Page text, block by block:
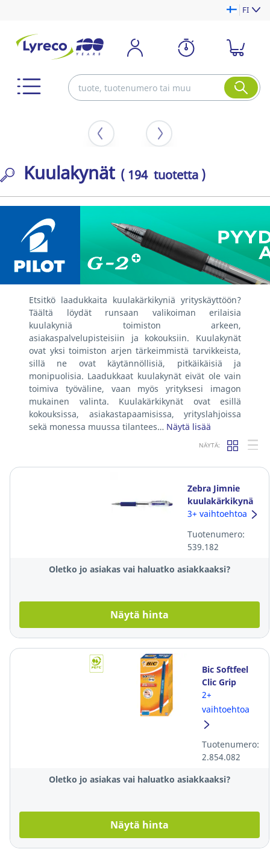
FI
Kuulakynät ( 194 tuotetta )
Etsitkö laadukkaita kuulakärkikyniä yrityskäyttöön?
Täältä löydät runsaan valikoiman erilaisia
kuulakyniä toimiston arkeen,
asiakaspalvelupisteisiin ja kokouksiin. Kuulakynät
ovat yksi toimiston arjen tärkeimmistä tarvikkeista,
sillä ne ovat käytännöllisiä, pitkäikäisiä ja
monipuolisia. Laadukkaat kuulakynät eivät ole vain
toimiva työväline, vaan myös yrityksesi imagon
mukainen valinta. Kuulakärkikynät ovat esillä
kokouksissa, asiakastapaamisissa, yrityslahjoissa
sekä monessa muussa tilantees… Näytä lisää
NÄYTÄ:
Zebra Jimnie
kuulakärkikynä
mekanismilla
3+ vaihtoehtoa
Tuotenumero:
539.182
Oletko jo asiakas vai haluatko asiakkaaksi?
Näytä hinta
Bic Softfeel
Clic Grip
kuulakärkikynä
mekanismilla
0,32mm
sininen
2+
vaihtoehtoa
Tuotenumero:
2.854.082
Oletko jo asiakas vai haluatko asiakkaaksi?
Näytä hinta